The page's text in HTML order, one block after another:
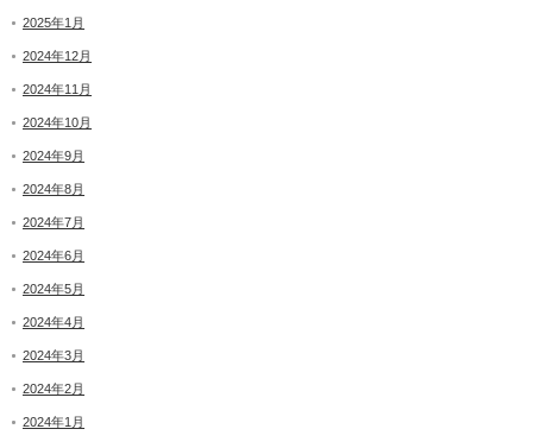
2025年1月
2024年12月
2024年11月
2024年10月
2024年9月
2024年8月
2024年7月
2024年6月
2024年5月
2024年4月
2024年3月
2024年2月
2024年1月